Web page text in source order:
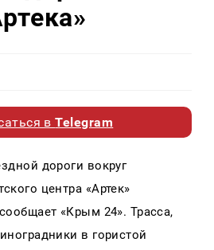
вTelegram
дороги вокруг
центра «Артек»
«Крым 24». Трасса,
в гористой